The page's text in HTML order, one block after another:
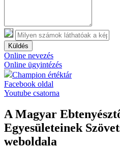
Küldés
Online nevezés
Online ügyintézés
Champion értéktár
Facebook oldal
Youtube csatorna
A Magyar
Egyesületeinek
weboldala